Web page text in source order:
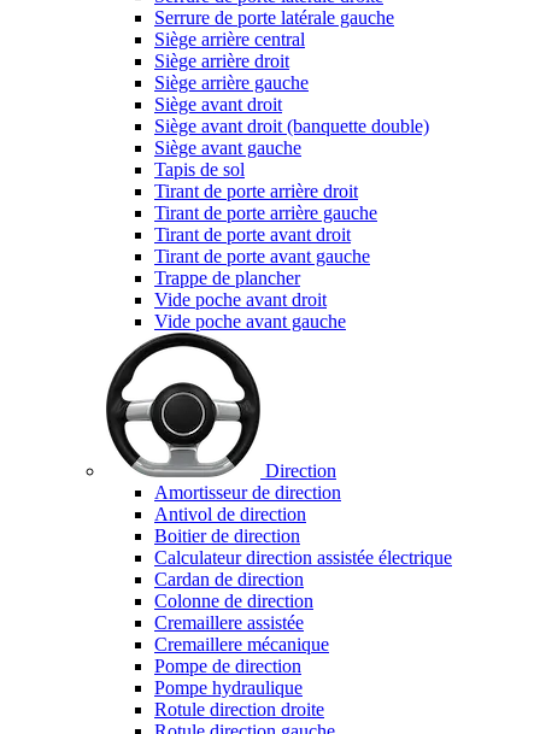
Serrure de porte latérale gauche
Siège arrière central
Siège arrière droit
Siège arrière gauche
Siège avant droit
Siège avant droit (banquette double)
Siège avant gauche
Tapis de sol
Tirant de porte arrière droit
Tirant de porte arrière gauche
Tirant de porte avant droit
Tirant de porte avant gauche
Trappe de plancher
Vide poche avant droit
Vide poche avant gauche
Direction
Amortisseur de direction
Antivol de direction
Boitier de direction
Calculateur direction assistée électrique
Cardan de direction
Colonne de direction
Cremaillere assistée
Cremaillere mécanique
Pompe de direction
Pompe hydraulique
Rotule direction droite